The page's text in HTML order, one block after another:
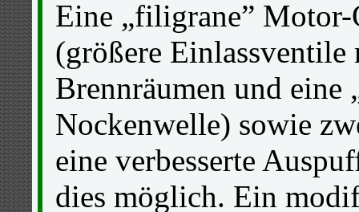
Eine „filigrane”
(größere
Brennräumen und eine
Nockenwelle) sowie
eine verbesserte
dies möglich. Ein